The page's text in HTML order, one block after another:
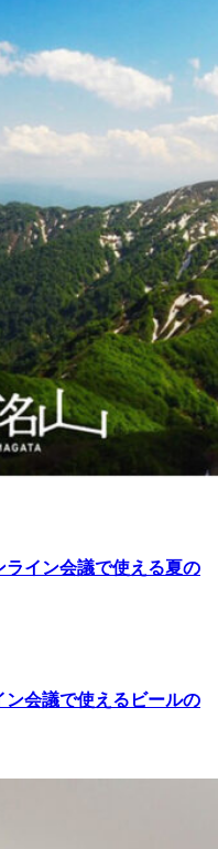
イン会議で使える夏の
会議で使えるビールの